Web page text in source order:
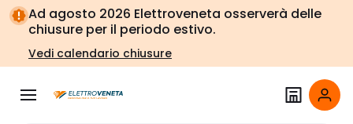
Vai alla
navigazione
Vai
alla
pagina
Ad agosto 2026 Elettroveneta osserverà delle
chiusure per il periodo estivo.
Vedi calendario chiusure